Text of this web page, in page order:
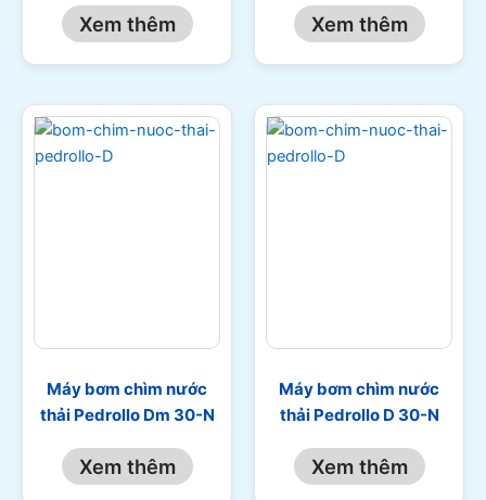
Xem thêm Xem thêm
Máy bơm chìm nước
thải Pedrollo Dm 30-N
Xem thêm
Máy bơm chìm nước
thải Pedrollo D 30-N
Xem thêm